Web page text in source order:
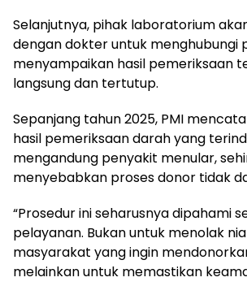
Selanjutnya, pihak laboratorium
dengan dokter untuk menghubungi
menyampaikan hasil pemeriksaan
langsung dan tertutup.
Sepanjang tahun 2025, PMI
hasil pemeriksaan darah yang
mengandung penyakit menular,
menyebabkan proses donor tidak
“Prosedur ini seharusnya dipahami
pelayanan. Bukan untuk menolak
masyarakat yang ingin
melainkan untuk memastikan